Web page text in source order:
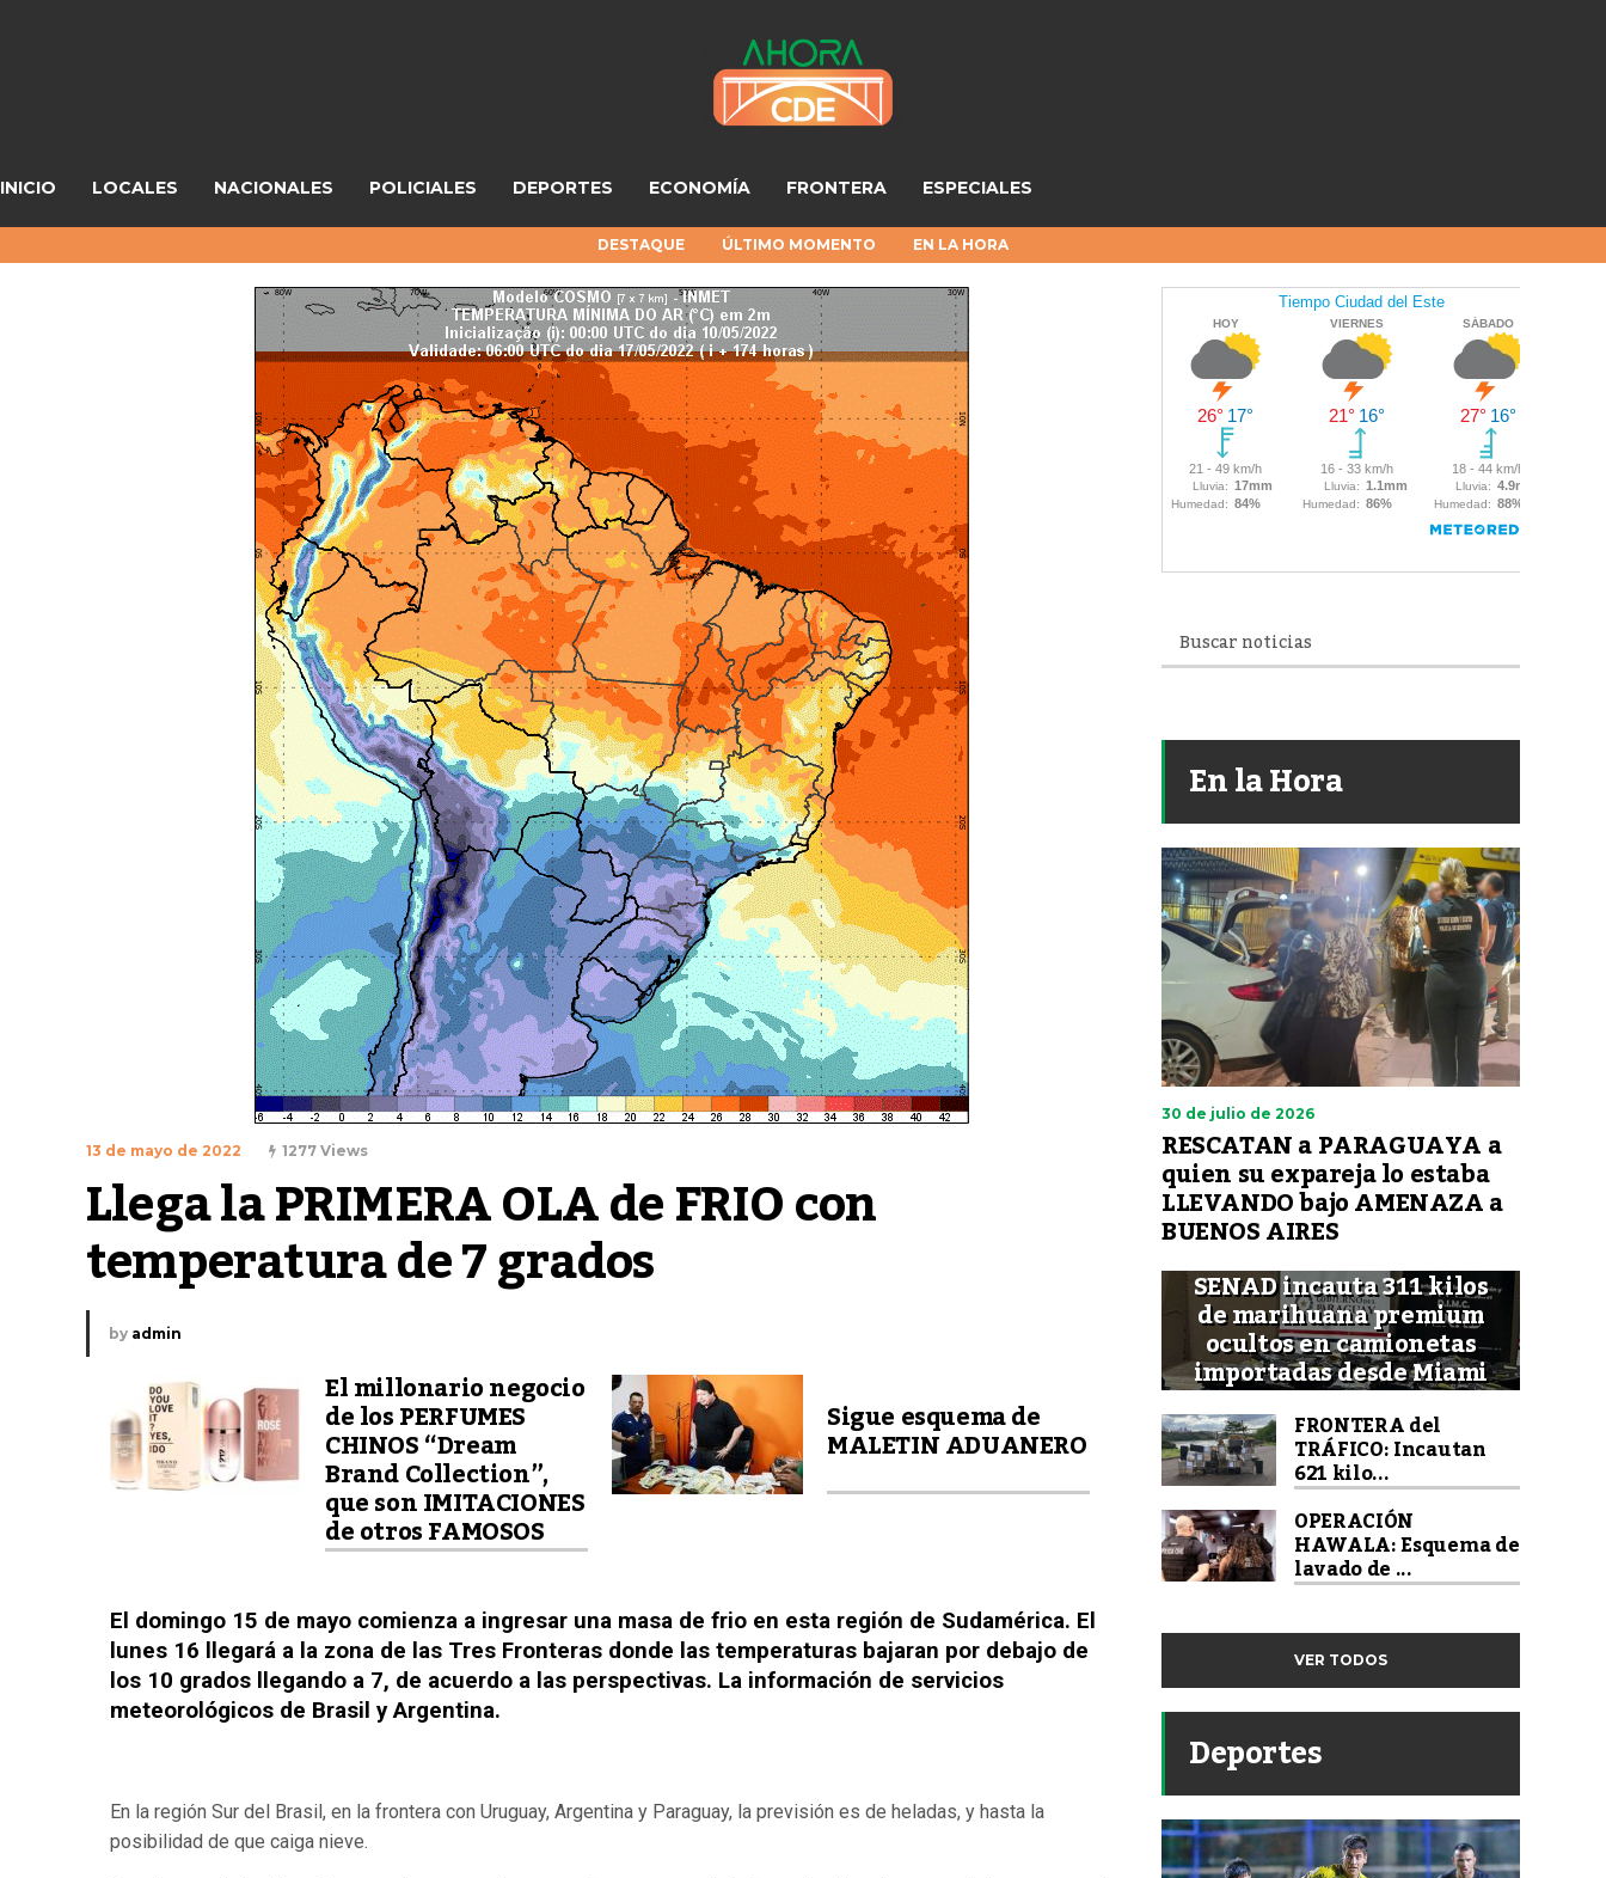
INICIO LOCALES NACIONALES POLICIALES DEPORTES ECONOMÍA FRONTERA ESPECIALES
DESTAQUE ÚLTIMO MOMENTO EN LA HORA
13 de mayo de 2022 1277 Views
Llega la PRIMERA OLA de FRIO con
temperatura de 7 grados
by admin
El millonario negocio
de los PERFUMES
CHINOS “Dream
Brand Collection”,
que son IMITACIONES
de otros FAMOSOS
Sigue esquema de
MALETIN ADUANERO
El domingo 15 de mayo comienza a ingresar una masa de frio en esta región de Sudamérica. El
lunes 16 llegará a la zona de las Tres Fronteras donde las temperaturas bajaran por debajo de
los 10 grados llegando a 7, de acuerdo a las perspectivas. La información de servicios
meteorológicos de Brasil y Argentina.
En la región Sur del Brasil, en la frontera con Uruguay, Argentina y Paraguay, la previsión es de heladas, y hasta la
posibilidad de que caiga nieve.
En la Hora
30 de julio de 2026
RESCATAN a PARAGUAYA a
quien su expareja lo estaba
LLEVANDO bajo AMENAZA a
BUENOS AIRES
SENAD incauta 311 kilos
de marihuana premium
ocultos en camionetas
importadas desde Miami
FRONTERA del
TRÁFICO: Incautan
621 kilo...
OPERACIÓN
HAWALA: Esquema de
lavado de ...
VER TODOS
Deportes